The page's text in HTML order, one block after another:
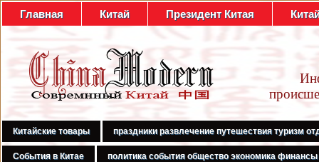
Главная Китай Президент Китая
Китайские товары праздники развлечение путешествия туризм
События в Китае политика события общество экономика финансы